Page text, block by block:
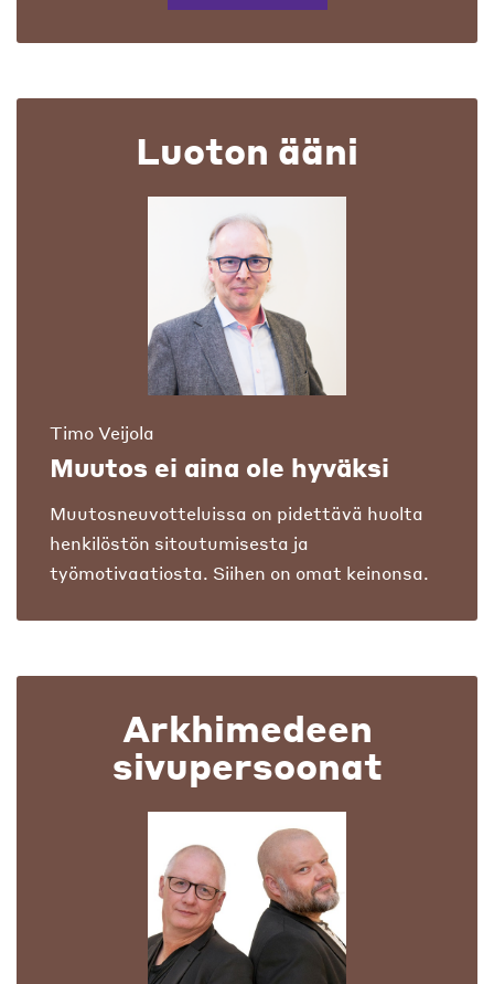
Luoton ääni
Timo Veijola
Muutos ei aina ole hyväksi
Muutosneuvotteluissa on pidettävä huolta
henkilöstön sitoutumisesta ja
työmotivaatiosta. Siihen on omat keinonsa.
Arkhimedeen
sivupersoonat